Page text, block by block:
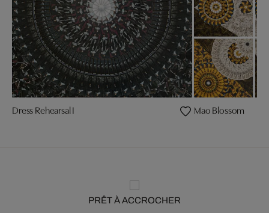
Dress Rehearsal I Mao Blossom
PRÊT À ACCROCHER